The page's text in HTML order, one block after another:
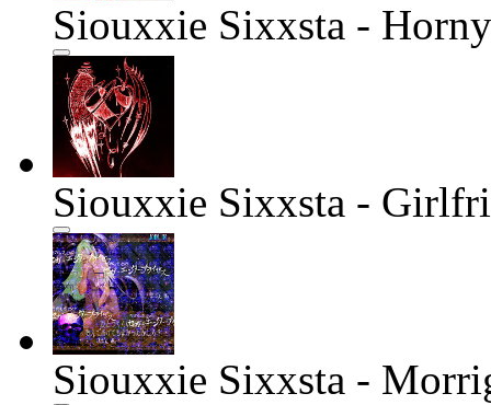
Siouxxie Sixxsta -
Siouxxie Sixxsta -
Siouxxie Sixxsta -